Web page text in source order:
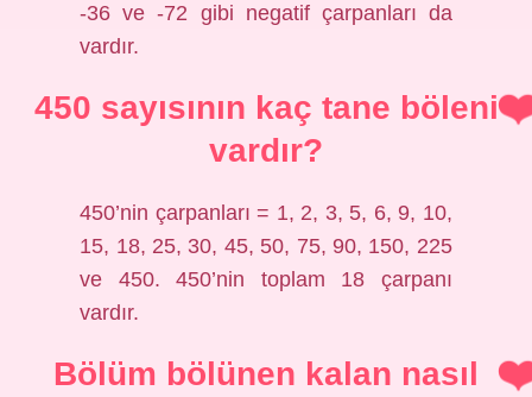
-36 ve -72 gibi negatif çarpanları da
vardır.
450 sayısının kaç tane böleni
vardır?
450’nin çarpanları = 1, 2, 3, 5, 6, 9, 10,
15, 18, 25, 30, 45, 50, 75, 90, 150, 225
ve 450. 450’nin toplam 18 çarpanı
vardır.
Bölüm bölünen kalan nasıl